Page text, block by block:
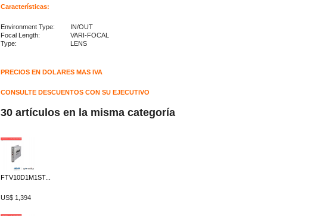
Características:
Environment Type:
IN/OUT
Focal Length: VARI-FOCAL
Type:
LENS
PRECIOS EN DOLARES MAS IVA
CONSULTE DESCUENTOS CON SU EJECUTIVO
30 artículos en la misma categoría
FTV10D1M1ST...
US$ 1,394